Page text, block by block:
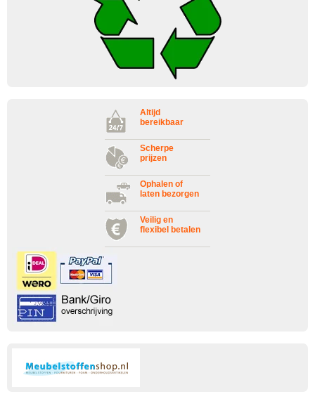
Altijd
bereikbaar
Scherpe
prijzen
Ophalen of
laten bezorgen
Veilig en
flexibel betalen